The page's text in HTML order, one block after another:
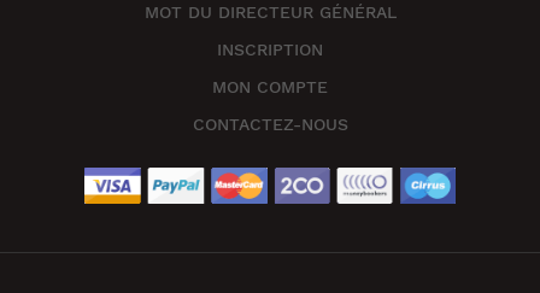
MOT DU DIRECTEUR GÉNÉRAL
INSCRIPTION
MON COMPTE
CONTACTEZ-NOUS